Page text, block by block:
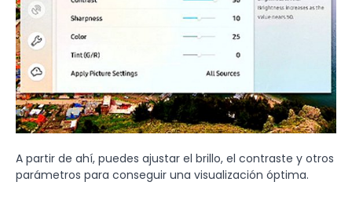
A partir de ahí, puedes ajustar el brillo, el contraste y otros
parámetros para conseguir una visualización óptima.